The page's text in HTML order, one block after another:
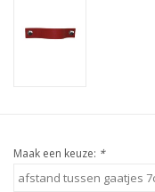
Maak een keuze: *